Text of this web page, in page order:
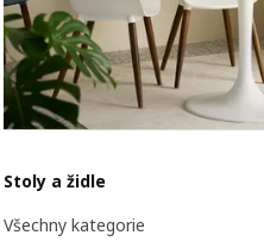
Stoly a židle
Všechny kategorie